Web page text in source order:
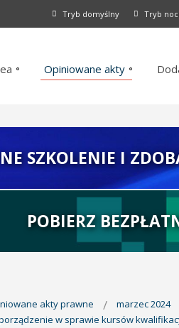
Tryb domyślny Tryb
Opiniowane akty
SZKOLENIE I
POBIERZ
akty prawne
marzec 2024
w sprawie kursów